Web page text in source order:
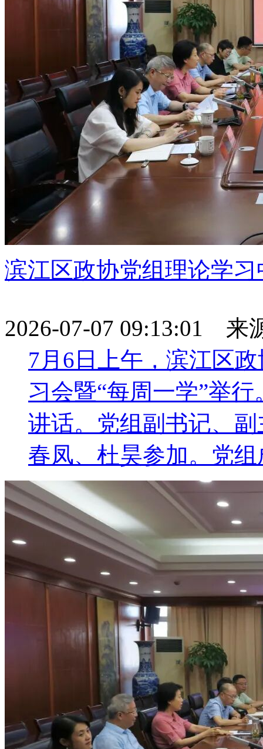
滨江区政协党组理论学
2026-07-07 09:13:01 来
7月6日上午，滨江区
习会暨“每周一学”举
讲话。党组副书记、
春凤、杜昊参加。党